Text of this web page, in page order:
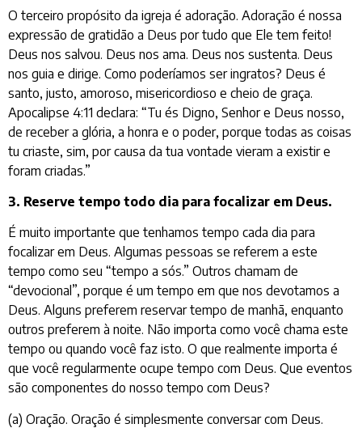
O terceiro propósito da igreja é adoração. Adoração é nossa
expressão de gratidão a Deus por tudo que Ele tem feito!
Deus nos salvou. Deus nos ama. Deus nos sustenta. Deus
nos guia e dirige. Como poderíamos ser ingratos? Deus é
santo, justo, amoroso, misericordioso e cheio de graça.
Apocalipse 4:11 declara: “Tu és Digno, Senhor e Deus nosso,
de receber a glória, a honra e o poder, porque todas as coisas
tu criaste, sim, por causa da tua vontade vieram a existir e
foram criadas.”
3. Reserve tempo todo dia para focalizar em Deus.
É muito importante que tenhamos tempo cada dia para
focalizar em Deus. Algumas pessoas se referem a este
tempo como seu “tempo a sós.” Outros chamam de
“devocional”, porque é um tempo em que nos devotamos a
Deus. Alguns preferem reservar tempo de manhã, enquanto
outros preferem à noite. Não importa como você chama este
tempo ou quando você faz isto. O que realmente importa é
que você regularmente ocupe tempo com Deus. Que eventos
são componentes do nosso tempo com Deus?
(a) Oração. Oração é simplesmente conversar com Deus.